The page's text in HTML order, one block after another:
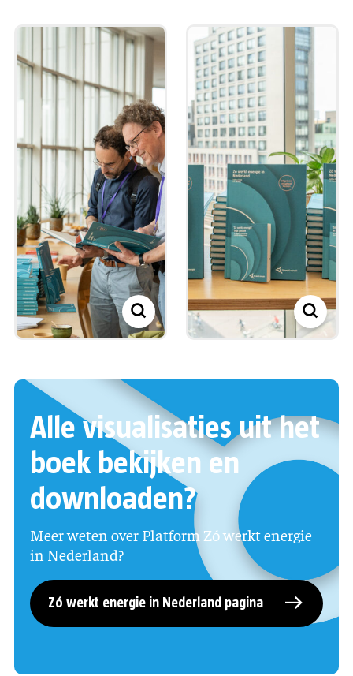
Alle visualisaties uit het
boek bekijken en
downloaden?
Meer weten over Platform Zó werkt energie
in Nederland?
Zó werkt energie in Nederland pagina